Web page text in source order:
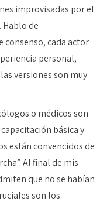
improvisadas por el
de
consenso, cada actor
personal,
versiones son muy
o médicos son
básica y
están convencidos de
Al final de mis
que no se habían
son los